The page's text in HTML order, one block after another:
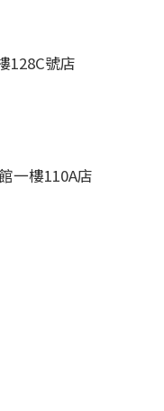
128C號店
一樓110A店